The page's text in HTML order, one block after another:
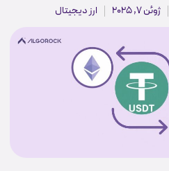
ژوئن 7, 2025 ارز دیجیتال